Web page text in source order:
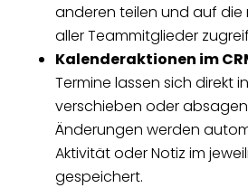
anderen teilen und auf die
aller Teammitglieder
Kalenderaktionen im
Termine lassen sich direkt
verschieben oder
Änderungen werden
Aktivität oder Notiz im
gespeichert.